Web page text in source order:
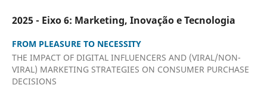
2025 - Eixo 6: Marketing, Inovação e Tecnologia
FROM PLEASURE TO NECESSITY
THE IMPACT OF DIGITAL INFLUENCERS AND (VIRAL/NON-
VIRAL) MARKETING STRATEGIES ON CONSUMER PURCHASE
DECISIONS